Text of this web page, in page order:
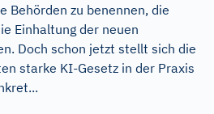
Behörden zu benennen, die
Einhaltung der neuen
Doch schon jetzt stellt sich die
starke KI-Gesetz in der Praxis